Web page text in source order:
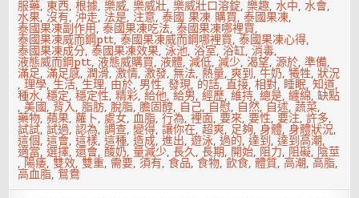
服藥,東西,根據,樂威,樂威壯,樂威壯口溶錠,樂趣,水中,水會,
水果,沒有,沖走, 法是, 注意,泰國 果凍 購買,泰國果凍,
泰國果凍副作用,泰國果凍吃法,泰國果凍哪裡買,
泰國果凍威而鋼ptt,泰國果凍威而鋼哪裡買,泰國果凍心得,
泰國果凍成分,泰國果凍效果,泳池, 浴室,浴缸,消毒,
液態威而鋼ptt,液態威購買,液體,減低,減少,渴望,源於,準備,
滿足,滿足感,潤滑,激情,激發,無法,熱量,爽到,牛奶,犧牲,狀況
,理學,生活,生理, 由於, 男性,發現, 的話,直接,相對, 睡眠,知道,
種水,穩定,穩定性,精彩,給他,給男,經歷,維持,總是,纏綿,缺點
,美國,背入,脂肪,脫脂,膽固醇, 自己, 自慰, 自然, 自述,蔬菜,
藥物,蘋果,蘿卜,處女,血脂,行為,裡面,要來,要性,要注,許多,
試試,試過,認為,調查,變得,讓你在,超爽, 足夠,身體,身體狀況,
這個,這會,這樣,這種,造成,進出,遊泳,過的,達到,達到高潮,
適當,選擇,還會,酸奶,量減少,長久,長期, 開始, 阻力, 阻礙, 陰莖
, 陽痿,雙效,雙重, 需要,須有,食品,食物,飲食,體質,高潮,高脂,
高血脂,鴛鴦